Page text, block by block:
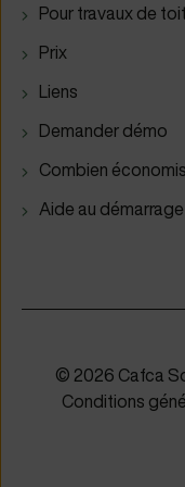
Pour travaux de
Prix
Liens
Demander démo
Combien
Aide au démarrage
© 2026 Cafca
Conditions